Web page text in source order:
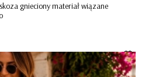
gnieciony materiał wiązane